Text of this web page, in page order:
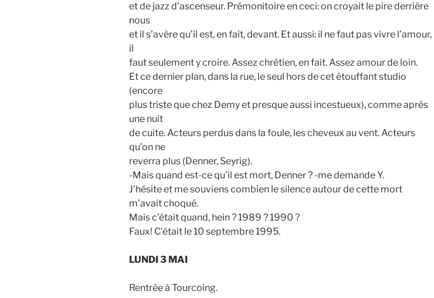
et de jazz d’ascenseur. Prémonitoire en ceci: on croyait le pire derrière
nous
et il s’avère qu’il est, en fait, devant. Et aussi: il ne faut pas vivre l’amour,
il
faut seulement y croire. Assez chrétien, en fait. Assez amour de loin.
Et ce dernier plan, dans la rue, le seul hors de cet étouffant studio
(encore
plus triste que chez Demy et presque aussi incestueux), comme après
une nuit
de cuite. Acteurs perdus dans la foule, les cheveux au vent. Acteurs
qu’on ne
reverra plus (Denner, Seyrig).
-Mais quand est-ce qu’il est mort, Denner ? -me demande Y.
J’hésite et me souviens combien le silence autour de cette mort
m’avait choqué.
Mais c’était quand, hein ? 1989 ? 1990 ?
Faux! C’était le 10 septembre 1995.
LUNDI 3 MAI
Rentrée à Tourcoing.